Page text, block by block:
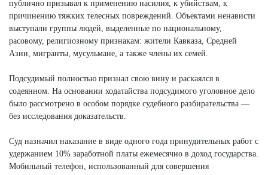
публично призывал к применению насилия, к убийствам, к
причинению тяжких телесных повреждений. Объектами ненависти
выступали группы людей, выделенные по национальному,
расовому, религиозному признакам: жители Кавказа, Средней
Азии, мигранты, мусульмане, а также члены их семей.
Подсудимый полностью признал свою вину и раскаялся в
содеянном. На основании ходатайства подсудимого уголовное дело
было рассмотрено в особом порядке судебного разбирательства —
без исследования доказательств.
Суд назначил наказание в виде одного года принудительных работ с
удержанием 10% заработной платы ежемесячно в доход государства.
Мобильный телефон, использованный для совершения